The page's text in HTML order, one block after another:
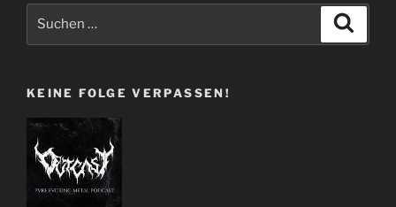
Frechlachs
METTers“
KEINE FOLGE VERPASSEN!